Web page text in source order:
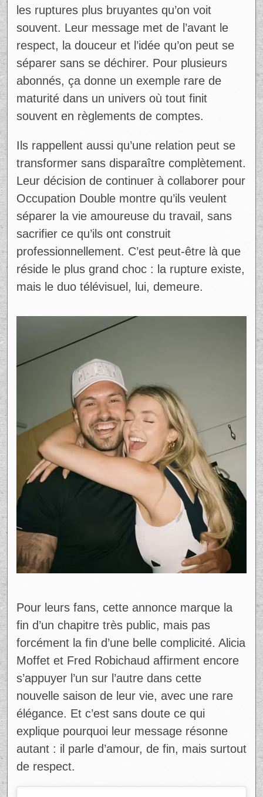
les ruptures plus bruyantes qu’on voit
souvent. Leur message met de l’avant le
respect, la douceur et l’idée qu’on peut se
séparer sans se déchirer. Pour plusieurs
abonnés, ça donne un exemple rare de
maturité dans un univers où tout finit
souvent en règlements de comptes.
Ils rappellent aussi qu’une relation peut se
transformer sans disparaître complètement.
Leur décision de continuer à collaborer pour
Occupation Double montre qu’ils veulent
séparer la vie amoureuse du travail, sans
sacrifier ce qu’ils ont construit
professionnellement. C’est peut-être là que
réside le plus grand choc : la rupture existe,
mais le duo télévisuel, lui, demeure.
Pour leurs fans, cette annonce marque la
fin d’un chapitre très public, mais pas
forcément la fin d’une belle complicité. Alicia
Moffet et Fred Robichaud affirment encore
s’appuyer l’un sur l’autre dans cette
nouvelle saison de leur vie, avec une rare
élégance. Et c’est sans doute ce qui
explique pourquoi leur message résonne
autant : il parle d’amour, de fin, mais surtout
de respect.